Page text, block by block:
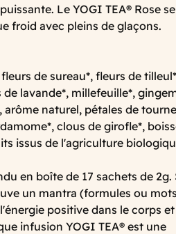
Le YOGI TEA® Rose se
froid avec pleins de glaçons.
de sureau*, fleurs de
lavande*, millefeuille*,
naturel, pétales de
clous de girofle*,
issus de l'agriculture
en boîte de 17 sachets de 2g.
un mantra (formules ou
positive dans le corps
infusion YOGI TEA® est une